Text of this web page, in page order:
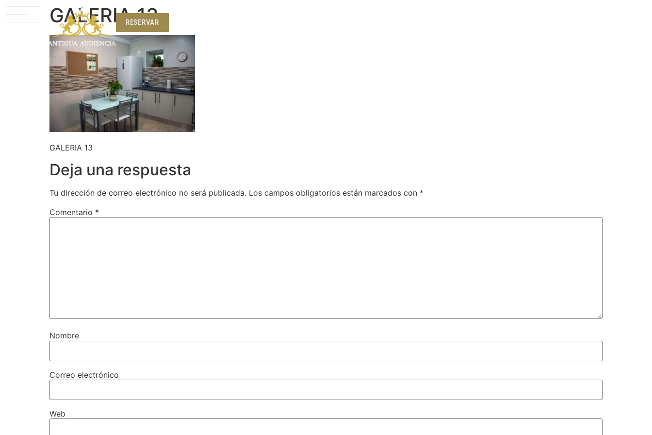
RESERVAR
GALERIA 13
GALERIA 13
Deja una respuesta
Tu dirección de correo electrónico no será publicada. Los campos obligatorios están marcados con *
Comentario *
Nombre
Correo electrónico
Web